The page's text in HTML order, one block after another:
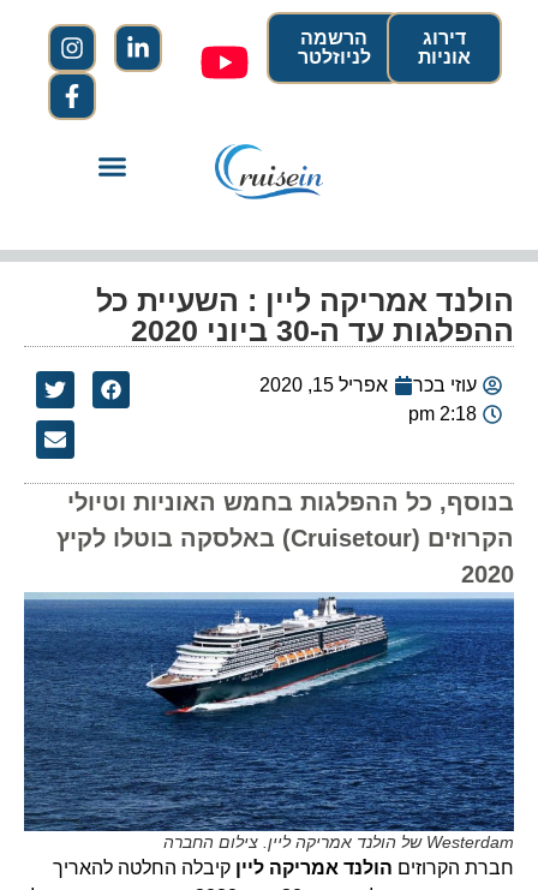
הרשמה
לניוזלטר
דירוג
אוניות
הולנד אמריקה ליין : השעיית כל
ההפלגות עד ה-30 ביוני 2020
עוזי בכר
אפריל 15, 2020
2:18 pm
בנוסף, כל ההפלגות בחמש האוניות וטיולי
הקרוזים (Cruisetour) באלסקה בוטלו לקיץ
2020
Westerdam של הולנד אמריקה ליין. צילום החברה
חברת הקרוזיםהולנד אמריקה לייןקיבלה החלטה להאריך